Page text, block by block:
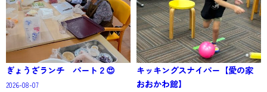
ぎょうざランチ パート２😍
2026-08-07
キッキングスナイパー【愛の家
おおかわ館】